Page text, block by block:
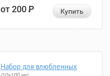
от 200Р Купить
Набор для влюбленных